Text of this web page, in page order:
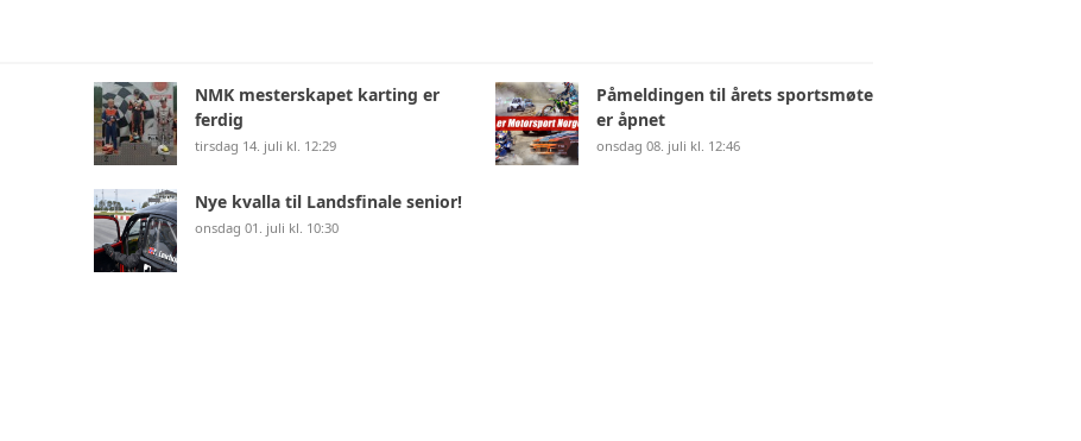
NMK mesterskapet karting er
ferdig
tirsdag 14. juli kl. 12:29
Påmeldingen til årets sportsmøte
er åpnet
onsdag 08. juli kl. 12:46
Nye kvalla til Landsfinale senior!
onsdag 01. juli kl. 10:30